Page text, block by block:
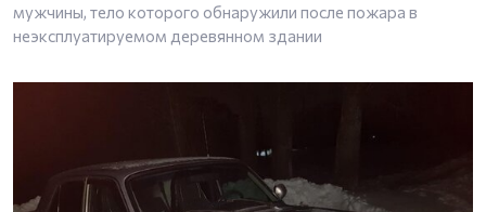
мужчины, тело которого обнаружили после пожара в
неэксплуатируемом деревянном здании